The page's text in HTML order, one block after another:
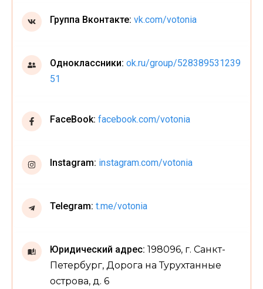
Группа Вконтакте: vk.com/votonia
Одноклассники: ok.ru/group/528389531239
51
FaceBook: facebook.com/votonia
Instagram: instagram.com/votonia
Telegram: t.me/votonia
Юридический адрес: 198096, г. Санкт-
Петербург, Дорога на Турухтанные
острова, д. 6